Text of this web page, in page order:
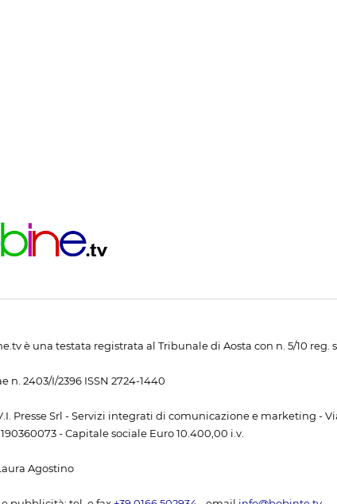
è una testata registrata al Tribunale di Aosta con n. 5/10 reg.
n. 2403/I/2396 ISSN 2724-1440
Presse Srl - Servizi integrati di comunicazione e marketing -
- Capitale sociale Euro 10.400,00 i.v.
Agostino